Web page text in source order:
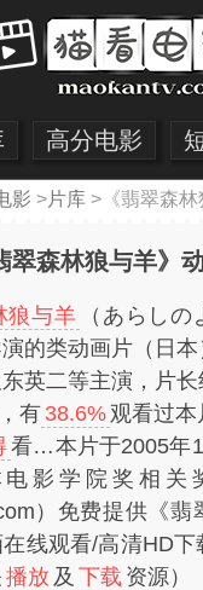
高分电影
影 >片库>《翡翠森林
翠森林狼与羊》
狼与羊
（あらし
的类动画片（日本
英二等主演，片长
有 38.6% 观看过
看…本片于2005年
影学院奖相关
）免费提供《
线观看/高清HD下
播放 及 下载 资源）